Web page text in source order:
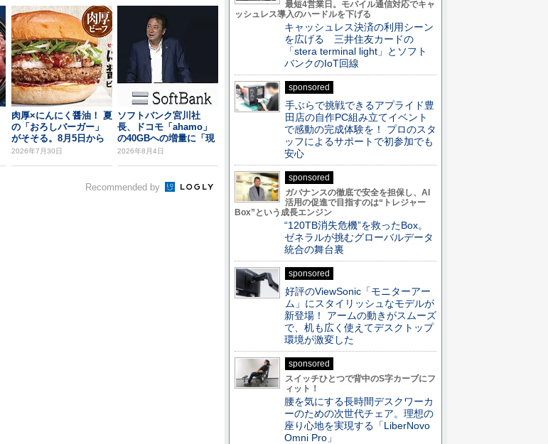
肉厚×にんにく醤油！ 夏
の「おろしバーガー」
がそそる。8月5日から
2026年7月30日
ソフトバンク宮川社
長、ドコモ「ahamo」
の40GBへの増量に「現
時点では追従し...
2026年8月4日
Recommended by
最短4営業日。モバイル通信対応でキャ
ッシュレス導入のハードルを下げる
キャッシュレス決済の利用シーン
を広げる 三井住友カードの
「stera terminal light」とソフト
バンクのIoT回線
sponsored
手ぶらで挑戦できるアプライド豊
田店の自作PC組み立てイベント
で感動の完成体験を！ プロのスタ
ッフによるサポートで初参加でも
安心
sponsored
ガバナンスの徹底で安全を担保し、AI
活用の促進で目指すのは“トレジャー
Box”という成長エンジン
“120TB消失危機”を救ったBox。
ゼネラルが挑むグローバルデータ
統合の舞台裏
sponsored
好評のViewSonic「モニターアー
ム」にスタイリッシュなモデルが
新登場！ アームの動きがスムーズ
で、机も広く使えてデスクトップ
環境が激変した
sponsored
スイッチひとつで背中のS字カーブにフ
ィット！
腰を気にする長時間デスクワーカ
ーのための次世代チェア。理想の
座り心地を実現する「LiberNovo
Omni Pro」